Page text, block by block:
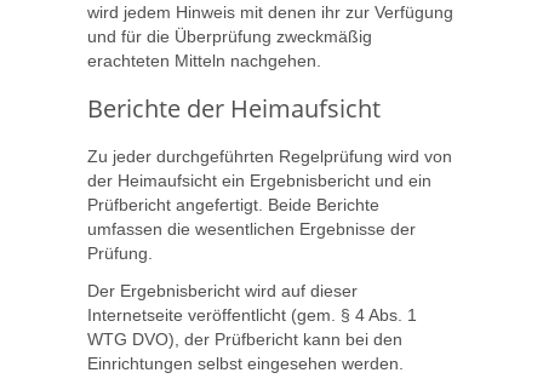
wird jedem Hinweis mit denen ihr zur Verfügung
und für die Überprüfung zweckmäßig
erachteten Mitteln nachgehen.
Berichte der Heimaufsicht
Zu jeder durchgeführten Regelprüfung wird von
der Heimaufsicht ein Ergebnisbericht und ein
Prüfbericht angefertigt. Beide Berichte
umfassen die wesentlichen Ergebnisse der
Prüfung.
Der Ergebnisbericht wird auf dieser
Internetseite veröffentlicht (gem. § 4 Abs. 1
WTG DVO), der Prüfbericht kann bei den
Einrichtungen selbst eingesehen werden.